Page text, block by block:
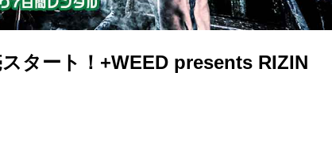
タート！+WEED presents RIZIN